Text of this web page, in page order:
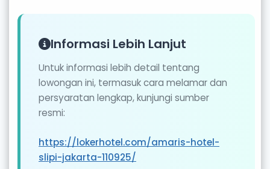
Informasi Lebih Lanjut
Untuk informasi lebih detail tentang
lowongan ini, termasuk cara melamar dan
persyaratan lengkap, kunjungi sumber
resmi:
https://lokerhotel.com/amaris-hotel-
slipi-jakarta-110925/